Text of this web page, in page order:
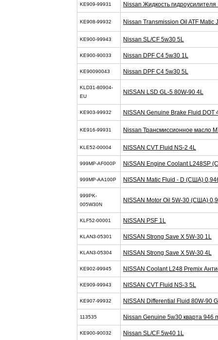
KE909-99931 Nissan Жидкость гидроусилителя
KE908-99932 Nissan Transmission Oil ATF Matic
KE900-99943 Nissan SL/CF 5w30 5L
KE900-90033 Nissan DPF C4 5w30 1L
KE90090043 Nissan DPF C4 5w30 5L
KLD31-80904-
EU
NISSAN LSD GL-5 80W-90 4L
KE903-99932 NISSAN Genuine Brake Fluid DOT
KE916-99931 Nissan Трансмиссионное масло
KLE52-00004 NISSAN CVT Fluid NS-2 4L
999MP-AF000P NiSSAN Engine Coolant L248SP
999MP-AA100P NISSAN Matic Fluid - D (США)
999PK-
005W30N
NISSAN Motor Oil 5W-30 (США)
KLF52-00001 NISSAN PSF 1L
KLAN3-05301 NISSAN Strong Save X 5W-30 1L
KLAN3-05304 NISSAN Strong Save X 5W-30 4L
KE902-99945 NISSAN Coolant L248 Premix
KE909-99943 NISSAN CVT Fluid NS-3 5L
KE907-99932 NISSAN Differential Fluid 80W-90
113535 Nissan Genuine 5w30 кварта 946
KE900-90032 Nissan SL/CF 5w40 1L